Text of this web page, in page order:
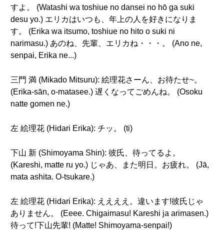
すよ。 (Watashi wa toshiue no dansei no hō ga suki
desu yo.) エリカはいつも、年上の人を好きになりま
す。 (Erika wa itsumo, toshiue no hito o suki ni
narimasu.) あのね、先輩、エリカね・・・。 (Ano ne,
senpai, Erika ne...)
三門 満 (Mikado Mitsuru): 絵理花さーん、お待たせ~。
(Erika-sān, o-matasee.) 遅くなってごめんね。 (Osoku
natte gomen ne.)
左 絵理花 (Hidari Erika): チッ。 (ti)
下山 新 (Shimoyama Shin): 彼氏、待ってるよ。
(Kareshi, matte ru yo.) じゃあ、また明日。お疲れ。 (Jā,
mata ashita. O-tsukare.)
左 絵理花 (Hidari Erika): ええええ。違います!彼氏じゃ
ありません。 (Eeee. Chigaimasu! Kareshi ja arimasen.)
待って!下山先輩! (Matte! Shimoyama-senpai!)